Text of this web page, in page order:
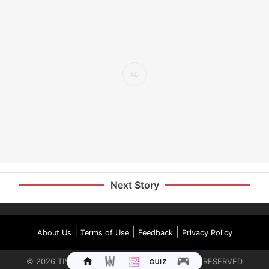
Next Story
About Us Terms of Use| Feedback| Privacy Policy
© 2026 TIMES INTERNET LIMITED. ALL RIGHTS RESERVED